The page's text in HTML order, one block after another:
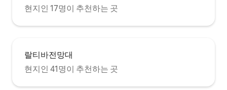
현지인 17명이 추천하는 곳
랄티바전망대
현지인 41명이 추천하는 곳